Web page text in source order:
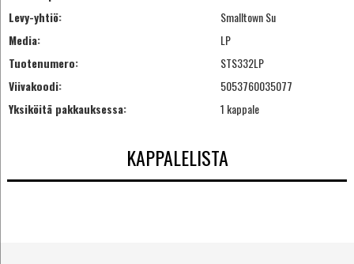
Levy-yhtiö:
Smalltown Su
Media:
LP
Tuotenumero:
STS332LP
Viivakoodi:
5053760035077
Yksiköitä pakkauksessa:
1 kappale
KAPPALELISTA